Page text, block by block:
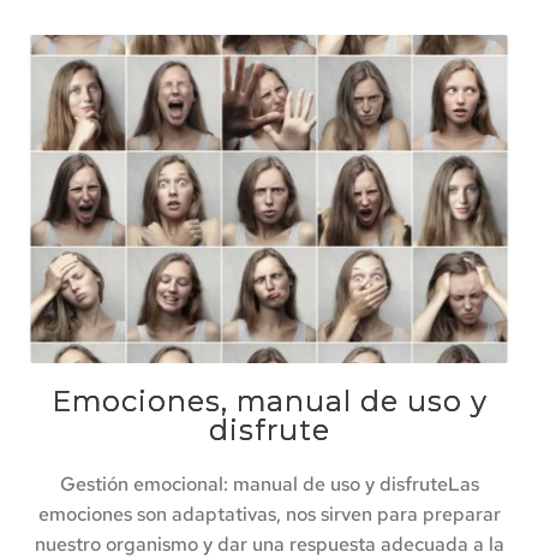
Emociones, manual de uso y
disfrute
Gestión emocional: manual de uso y disfruteLas
emociones son adaptativas, nos sirven para preparar
nuestro organismo y dar una respuesta adecuada a la